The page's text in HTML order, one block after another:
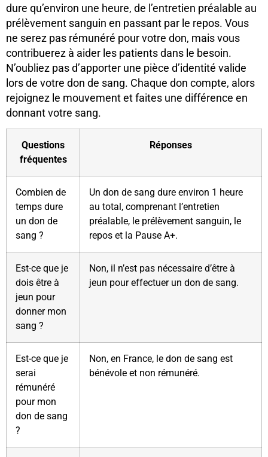
dure qu’environ une heure, de l’entretien préalable au
prélèvement sanguin en passant par le repos. Vous
ne serez pas rémunéré pour votre don, mais vous
contribuerez à aider les patients dans le besoin.
N’oubliez pas d’apporter une pièce d’identité valide
lors de votre don de sang. Chaque don compte, alors
rejoignez le mouvement et faites une différence en
donnant votre sang.
Questions
fréquentes
Réponses
Combien de
temps dure
un don de
sang ?
Un don de sang dure environ 1 heure
au total, comprenant l’entretien
préalable, le prélèvement sanguin, le
repos et la Pause A+.
Est-ce que je
dois être à
jeun pour
donner mon
sang ?
Non, il n’est pas nécessaire d’être à
jeun pour effectuer un don de sang.
Est-ce que je
serai
rémunéré
pour mon
don de sang
?
Non, en France, le don de sang est
bénévole et non rémunéré.